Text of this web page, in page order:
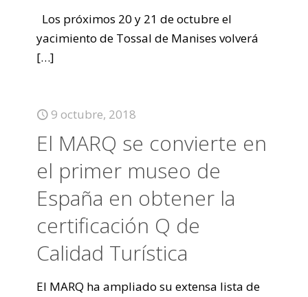
Los próximos 20 y 21 de octubre el
yacimiento de Tossal de Manises volverá
[…]
9 octubre, 2018
El MARQ se convierte en
el primer museo de
España en obtener la
certificación Q de
Calidad Turística
El MARQ ha ampliado su extensa lista de